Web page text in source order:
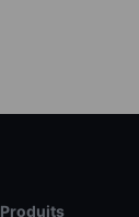
Produits